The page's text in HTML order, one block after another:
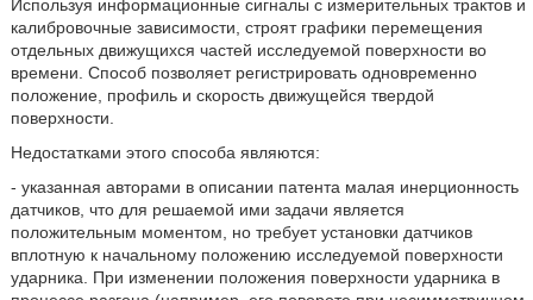
Используя информационные сигналы с измерительных трактов и
калибровочные зависимости, строят графики перемещения
отдельных движущихся частей исследуемой поверхности во
времени. Способ позволяет регистрировать одновременно
положение, профиль и скорость движущейся твердой
поверхности.
Недостатками этого способа являются:
- указанная авторами в описании патента малая инерционность
датчиков, что для решаемой ими задачи является
положительным моментом, но требует установки датчиков
вплотную к начальному положению исследуемой поверхности
ударника. При изменении положения поверхности ударника в